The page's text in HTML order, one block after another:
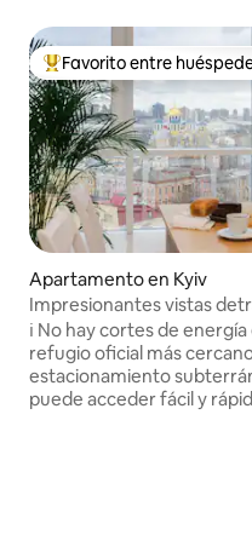
Favorito entre huéspedes
Favorito entre
Apartamento en Kyiv
Impresionantes vistas
Cityhotel Kyiv
ℹ️ No hay cortes de energía en
refugio oficial más
estacionamiento
puede acceder fácil y